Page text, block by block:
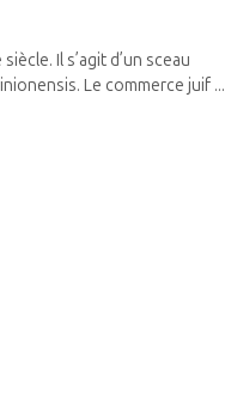
Il s’agit d’un sceau
Le commerce juif ...